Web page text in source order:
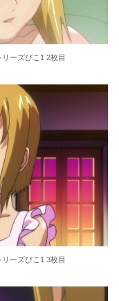
ーズぴこ1 2枚目
ーズぴこ1 3枚目